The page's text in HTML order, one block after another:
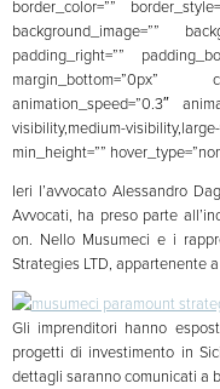
border_color=””
background_image=””
padding_right=””
animation_speed=”0.3″
visibility,medium-
min_height=””
Ieri l’avvocato Alessandro
Avvocati, ha preso parte
on. Nello Musumeci e i
Strategies LTD, appartenente
Gli imprenditori hanno
progetti di investimento in
dettagli saranno comunicati a